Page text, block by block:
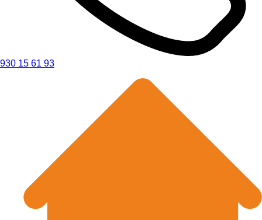
930 15 61 93